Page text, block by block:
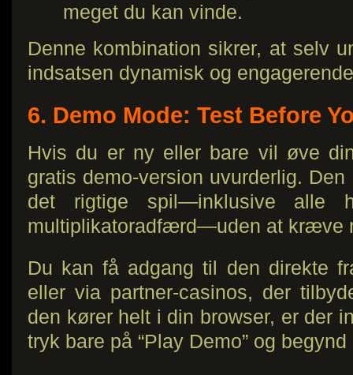
meget du kan vinde.
Denne kombination sikrer, at selv
indsatsen dynamisk og
6. Demo Mode: Test Before
Hvis du er ny eller bare vil øve
gratis demo-version uvurderlig.
det rigtige spil—inklusive alle
multiplikatoradfærd—uden at kræve
Du kan få adgang til den direkte
eller via partner-casinos, der
den kører helt i din browser, er der
tryk bare på “Play Demo” og